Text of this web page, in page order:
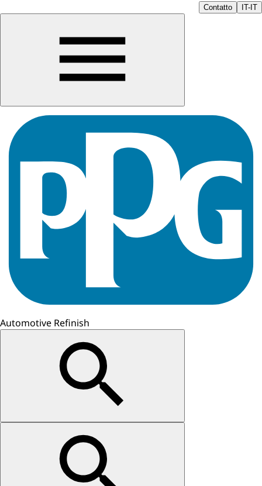
Contatto IT-IT
Automotive Refinish